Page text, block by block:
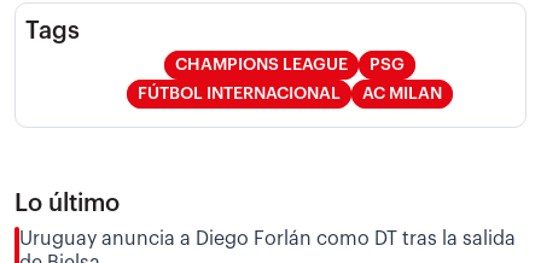
Tags
CHAMPIONS LEAGUE
PSG
FÚTBOL INTERNACIONAL
AC MILAN
Lo último
Uruguay anuncia a Diego Forlán como DT tras la salida